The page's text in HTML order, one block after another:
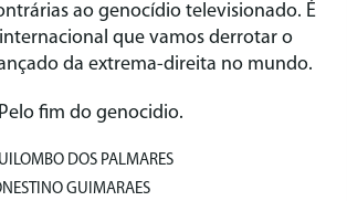
ao genocídio televisionado. É
que vamos derrotar o
da extrema-direita no mundo.
fim do genocidio.
DOS PALMARES
GUIMARAES